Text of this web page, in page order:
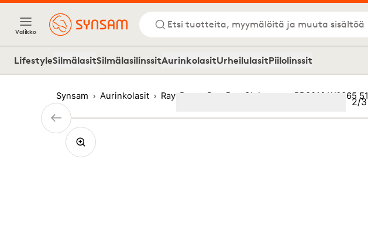
Valikko
Etsi tuotteita, myymälöitä ja muuta sisältöä
LifestyleSilmälasitSilmälasilinssitAurinkolasitUrheilulasitPiilolinssit
Synsam Aurinkolasit Ray-Ban Ray-Ban Clubmaster RB3016 W0365 51
Kuva
2/3
3